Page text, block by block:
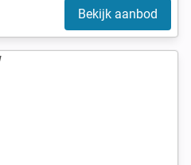
Bekijk aanbod